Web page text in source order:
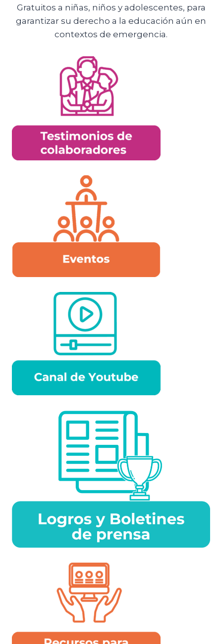
Gratuitos a niñas, niños y adolescentes, para
garantizar su derecho a la educación aún en
contextos de emergencia.